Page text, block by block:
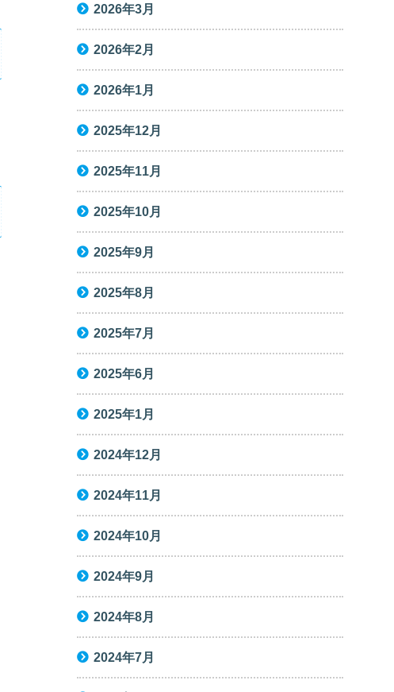
2026年3月
2026年2月
2026年1月
2025年12月
2025年11月
2025年10月
2025年9月
2025年8月
2025年7月
2025年6月
2025年1月
2024年12月
2024年11月
2024年10月
2024年9月
2024年8月
2024年7月